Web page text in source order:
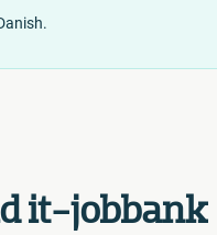
it-jobbank